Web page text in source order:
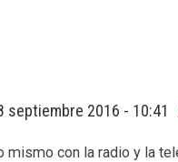
septiembre 2016 - 10:41
mismo con la radio y la